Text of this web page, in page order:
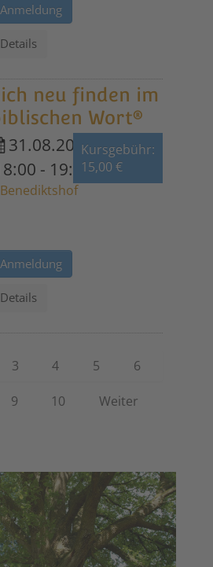
Anmeldung
Details
neu finden im
Wort®
31.08.2026
- 19:30
Benediktshof
Kursgebühr:
15,00 €
Anmeldung
Details
3 4 5 6
9 10 Weiter